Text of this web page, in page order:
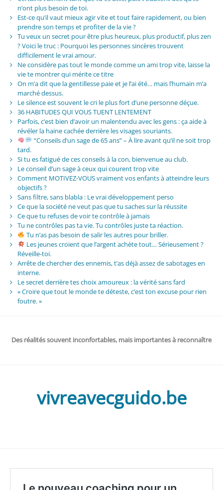
n’ont plus besoin de toi.
Est-ce qu’il vaut mieux agir vite et tout faire rapidement, ou bien
prendre son temps et profiter de la vie ?
Tu veux un secret pour être plus heureux, plus productif, plus zen
? Voici le truc : Pourquoi les personnes sincères trouvent
difficilement le vrai amour.
Ne considère pas tout le monde comme un ami trop vite, laisse la
vie te montrer qui mérite ce titre
On m’a dit que la gentillesse paie et je l’ai été… mais l’humain m’a
marché dessus.
Le silence est souvent le cri le plus fort d’une personne déçue.
36 HABITUDES QUI VOUS TUENT LENTEMENT
Parfois, c’est bien d’avoir un malentendu avec les gens : ça aide à
révéler la haine cachée derrière les visages souriants.
“Conseils d’un sage de 65 ans” – À lire avant qu’il ne soit trop
tard.
Si tu es fatigué de ces conseils à la con, bienvenue au club.
Le conseil d’un sage à ceux qui courent trop vite
Comment MOTIVEZ-VOUS vraiment vos enfants à atteindre leurs
objectifs ?
Sans filtre, sans blabla : Le vrai développement perso
Ce que la société ne veut pas que tu saches sur la réussite
Ce que tu refuses de voir te contrôle à jamais
Tu ne contrôles pas ta vie. Tu contrôles juste ta réaction.
Tu n’as pas besoin de salir les autres pour briller.
Les jeunes croient que l’argent achète tout… Sérieusement ?
Réveille-toi.
Arrête de chercher des ennemis, t’as déjà assez de sabotages en
interne.
Le secret derrière tes choix amoureux : la vérité sans fard
« Croire que tout le monde te déteste, c’est ton excuse pour rien
foutre. »
Des réalités souvent inconfortables, mais importantes à reconnaître
vivreavecguido.be